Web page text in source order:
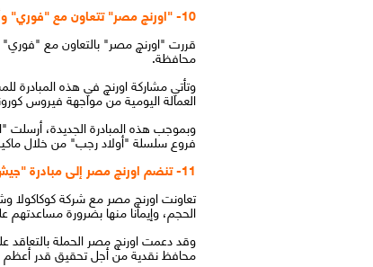
10- "اورنچ مصر" تتعاون مع "فوري" وأولاد رجب لتوفير مواد غذائية استعداداً لشهر رمضان الكريم للآلاف من أسر العمالة اليومية
محافظة.
وتأتي مشاركة اورنچ في هذه المبادرة
العمالة اليومية من مواجهة فيروس
وبموجب هذه المبادرة الجديدة،
فروع سلسلة "أولاد رجب" من خلال
11- تنضم اورنچ مصر إلى مبادرة "جيش القطاع الخاص" لشركة كوكاكولا التعاون مع يونيليفر
تعاونت اورنچ مصر مع شركة كوكاكولا
الحجم، وإيمانا منها بضرورة مساعدتهم
محافظ نقدية من أجل تحقيق قدر أعظم من